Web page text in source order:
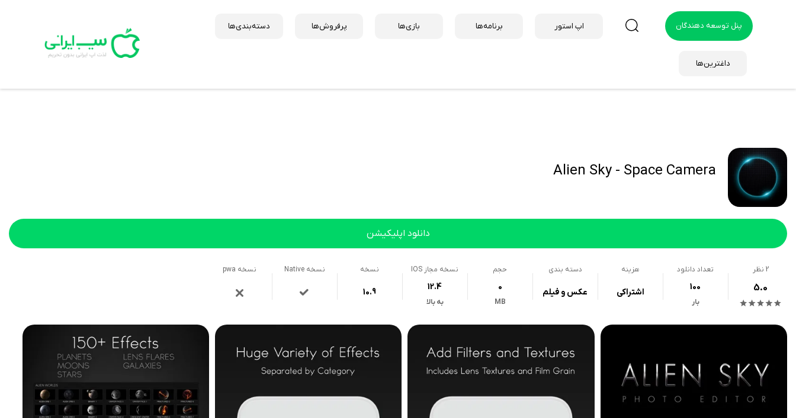
پنل توسعه دهندگان اپ استور برنامه‌ها بازی‌ها پرفروش‌ها دسته‌بندی‌ها
داغترین‌ها
Alien Sky - Space Camera
دانلود اپلیکیشن
2 نظر
5.0
تعداد دانلود
100
بار
هزینه
اشتراکی
دسته بندی
عکس و فیلم
حجم
0
MB
نسخه مجاز IOS
12.4
به بالا
نسخه
10.9
نسخه Native نسخه pwa